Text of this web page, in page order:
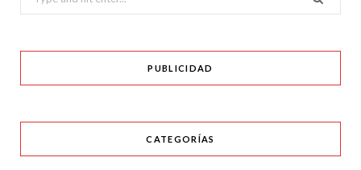
for:
PUBLICIDAD
CATEGORÍAS